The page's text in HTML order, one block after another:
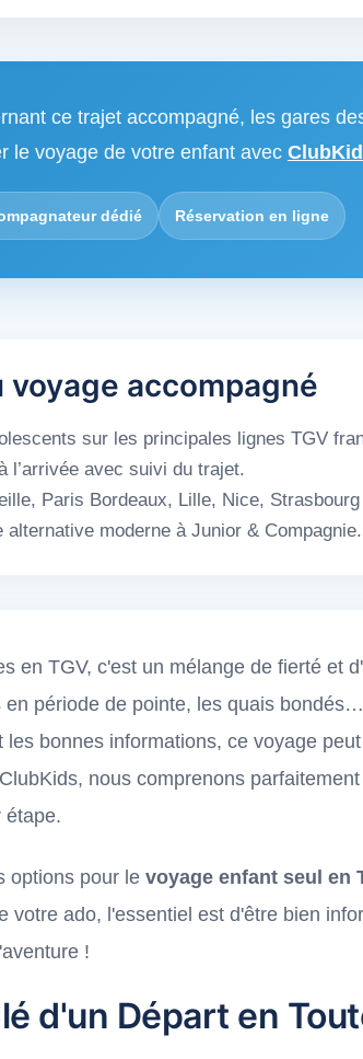
ce trajet accompagné, les gares
le voyage de votre enfant avec
dédié Réservation en ligne
accompagné
sur les principales lignes TGV
l’arrivée avec suivi du trajet.
Paris Bordeaux, Lille, Nice,
moderne à Junior & Compagnie.
en TGV, c'est un mélange de fierté et
période de pointe, les quais
bonnes informations, ce voyage
nous comprenons
étape.
options pour le voyage enfant seul en
votre ado, l'essentiel est d'être bien
!
d'un Départ en